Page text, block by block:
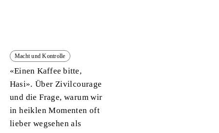
Macht und Kontrolle
«Einen Kaffee bitte,
Hasi». Über Zivilcourage
und die Frage, warum wir
in heiklen Momenten oft
lieber wegsehen als